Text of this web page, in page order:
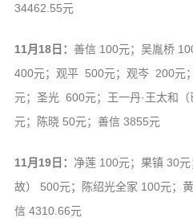
34462.55元
11月18日： 善信 100元；吴胤桥
400元；观平 500元；观岑 200元
元；圣光 600元；王一丹·王太和
元；陈晓 50元；善信 3855元
11月19日： 净莲 100元；果镇 30
故） 500元；陈绍光全家 100元；
信 4310.66元